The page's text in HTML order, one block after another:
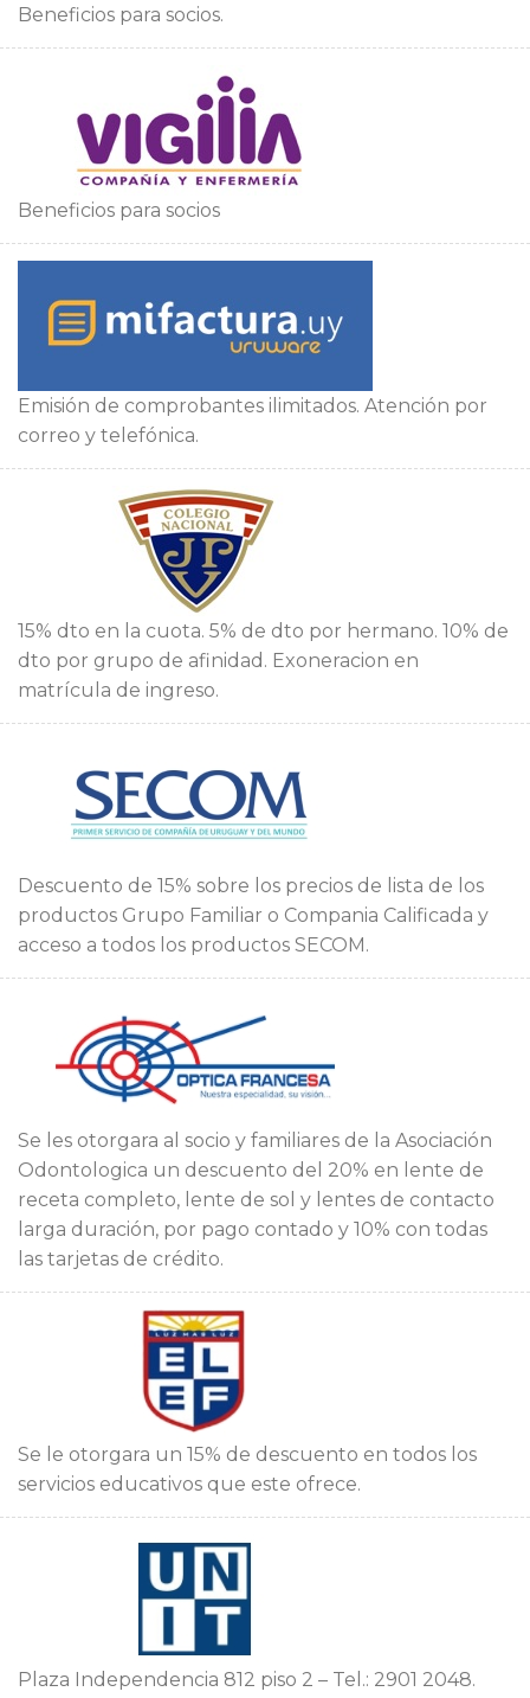
Beneficios para socios.
Beneficios para socios
Emisión de comprobantes ilimitados. Atención por
correo y telefónica.
15% dto en la cuota. 5% de dto por hermano. 10% de
dto por grupo de afinidad. Exoneracion en
matrícula de ingreso.
Descuento de 15% sobre los precios de lista de los
productos Grupo Familiar o Compania Calificada y
acceso a todos los productos SECOM.
Se les otorgara al socio y familiares de la Asociación
Odontologica un descuento del 20% en lente de
receta completo, lente de sol y lentes de contacto
larga duración, por pago contado y 10% con todas
las tarjetas de crédito.
Se le otorgara un 15% de descuento en todos los
servicios educativos que este ofrece.
Plaza Independencia 812 piso 2 – Tel.: 2901 2048.